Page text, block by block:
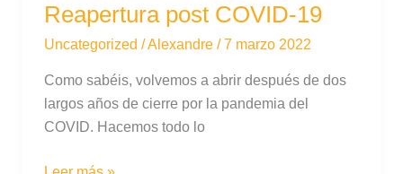
Reapertura post COVID-19
Uncategorized /Alexandre /7 marzo 2022
Como sabéis, volvemos a abrir después de dos
largos años de cierre por la pandemia del
COVID. Hacemos todo lo